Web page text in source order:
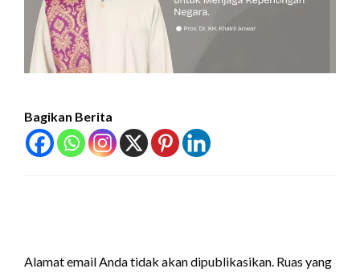
Bagikan Berita
Alamat email Anda tidak akan dipublikasikan. Ruas yang